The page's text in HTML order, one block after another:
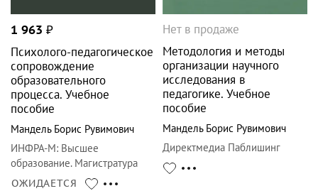
1 963 ₽
Психолого-педагогическое
сопровождение
образовательного
процесса. Учебное
пособие
Мандель Борис Рувимович
ИНФРА-М: Высшее
образование. Магистратура
ОЖИДАЕТСЯ
Нет в продаже
Методология и методы
организации научного
исследования в
педагогике. Учебное
пособие
Мандель Борис Рувимович
Директмедиа Паблишинг